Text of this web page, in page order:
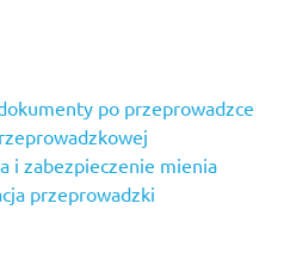
po przeprowadzce
i zabezpieczenie mienia
przeprowadzki